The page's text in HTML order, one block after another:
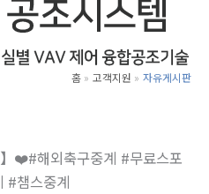
홈 고객지원 자유게시판
❤️#해외축구중계 #무료스포
#챔스중계